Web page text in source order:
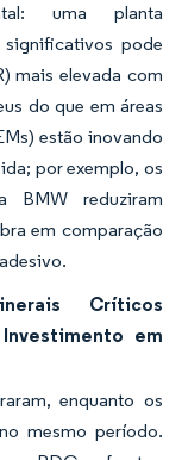
uma planta
significativos pode
mais elevada com
do que em áreas
estão inovando
por exemplo, os
BMW reduziram
em comparação
Críticos
em
enquanto os
mesmo período.